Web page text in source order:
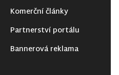
Komerční články
Partnerství portálu
Bannerová reklama